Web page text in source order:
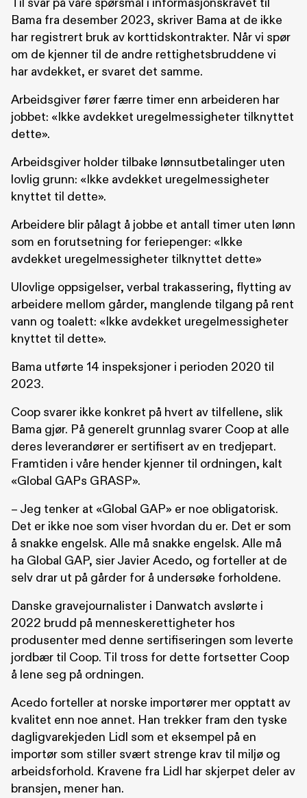
Til svar på våre spørsmål i informasjonskravet til
Bama fra desember 2023, skriver Bama at de ikke
har registrert bruk av korttidskontrakter. Når vi spør
om de kjenner til de andre rettighetsbruddene vi
har avdekket, er svaret det samme.
Arbeidsgiver fører færre timer enn arbeideren har
jobbet: «Ikke avdekket uregelmessigheter tilknyttet
dette».
Arbeidsgiver holder tilbake lønnsutbetalinger uten
lovlig grunn: «Ikke avdekket uregelmessigheter
knyttet til dette».
Arbeidere blir pålagt å jobbe et antall timer uten lønn
som en forutsetning for feriepenger: «Ikke
avdekket uregelmessigheter tilknyttet dette»
Ulovlige oppsigelser, verbal trakassering, flytting av
arbeidere mellom gårder, manglende tilgang på rent
vann og toalett: «Ikke avdekket uregelmessigheter
knyttet til dette».
Bama utførte 14 inspeksjoner i perioden 2020 til
2023.
Coop svarer ikke konkret på hvert av tilfellene, slik
Bama gjør. På generelt grunnlag svarer Coop at alle
deres leverandører er sertifisert av en tredjepart.
Framtiden i våre hender kjenner til ordningen, kalt
«Global GAPs GRASP».
– Jeg tenker at «Global GAP» er noe obligatorisk.
Det er ikke noe som viser hvordan du er. Det er som
å snakke engelsk. Alle må snakke engelsk. Alle må
ha Global GAP, sier Javier Acedo, og forteller at de
selv drar ut på gårder for å undersøke forholdene.
Danske gravejournalister i Danwatch avslørte i
2022 brudd på menneskerettigheter hos
produsenter med denne sertifiseringen som leverte
jordbær til Coop. Til tross for dette fortsetter Coop
å lene seg på ordningen.
Acedo forteller at norske importører mer opptatt av
kvalitet enn noe annet. Han trekker fram den tyske
dagligvarekjeden Lidl som et eksempel på en
importør som stiller svært strenge krav til miljø og
arbeidsforhold. Kravene fra Lidl har skjerpet deler av
bransjen, mener han.